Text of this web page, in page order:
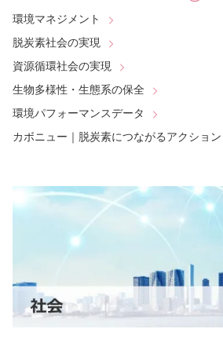
環境マネジメント
脱炭素社会の実現
資源循環社会の実現
生物多様性・生態系の保全
環境パフォーマンスデータ
カボニュー｜脱炭素につながるアクショ